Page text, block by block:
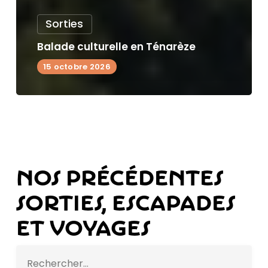
Sorties
Balade culturelle en Ténarèze
15 octobre 2026
Nos précédentes
sorties, escapades
et voyages